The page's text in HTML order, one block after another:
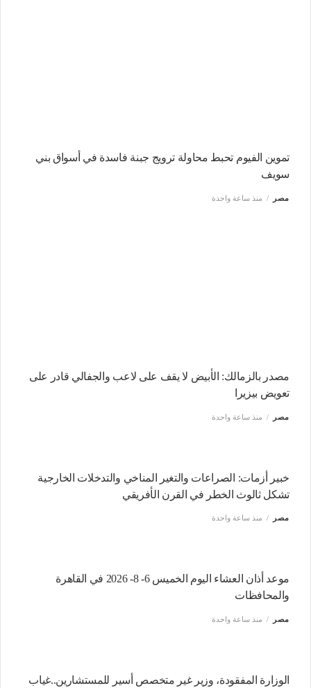
تموين الفيوم تحبط محاولة ترويج جبنة فاسدة في أسواق بني
سويف
مصر منذ ساعة واحدة
مصدر بالزمالك: الأبيض لا يقف على لاعب والجفالي قادر على
تعويض بيزيرا
مصر منذ ساعة واحدة
خبير أزمات: الصراعات والتغير المناخي والتدخلات الخارجية
تشكل ثالوث الخطر في القرن الأفريقي
مصر منذ ساعة واحدة
موعد أذان العشاء اليوم الخميس 6- 8- 2026 في القاهرة
والمحافظات
مصر منذ ساعة واحدة
الوزارة المفقودة، وزير غير متخصص أسير للمستشارين..غياب